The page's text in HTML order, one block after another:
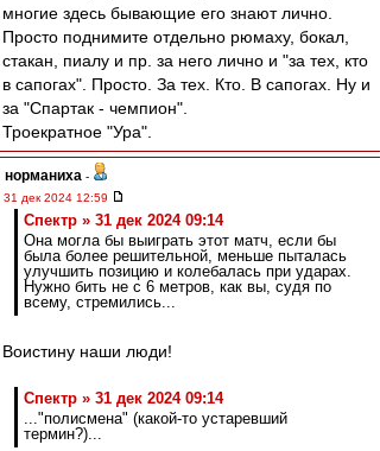
многие здесь бывающие его знают лично.
Просто поднимите отдельно рюмаху, бокал,
стакан, пиалу и пр. за него лично и "за тех, кто
в сапогах". Просто. За тех. Кто. В сапогах. Ну и
за "Спартак - чемпион".
Троекратное "Ура".
норманиха -
31 дек 2024 12:59
Спектр » 31 дек 2024 09:14
Она могла бы выиграть этот матч, если бы
была более решительной, меньше пыталась
улучшить позицию и колебалась при ударах.
Нужно бить не с 6 метров, как вы, судя по
всему, стремились...
Воистину наши люди!
Спектр » 31 дек 2024 09:14
..."полисмена" (какой-то устаревший
термин?)...